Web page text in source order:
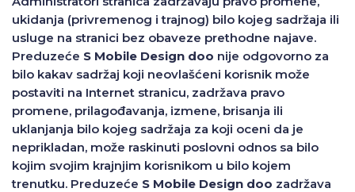
ukidanja (privremenog i trajnog) bilo kojeg sadržaja ili
usluge na stranici bez obaveze prethodne najave.
Preduzeće S Mobile Design doo nije odgovorno za
bilo kakav sadržaj koji neovlašćeni korisnik može
postaviti na Internet stranicu, zadržava pravo
promene, prilagođavanja, izmene, brisanja ili
uklanjanja bilo kojeg sadržaja za koji oceni da je
neprikladan, može raskinuti poslovni odnos sa bilo
kojim svojim krajnjim korisnikom u bilo kojem
trenutku. Preduzeće S Mobile Design doo zadržava